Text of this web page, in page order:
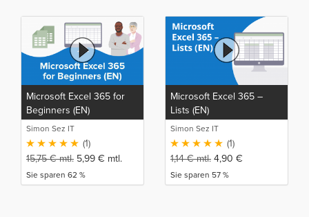
Microsoft Excel 365 for
Beginners (EN)
Simon Sez IT
(1)
15,75€mtl. 5,99 € mtl.
Sie sparen 62 %
Microsoft Excel 365 –
Lists (EN)
Simon Sez IT
(1)
1,14€mtl. 4,90 €
Sie sparen 57 %